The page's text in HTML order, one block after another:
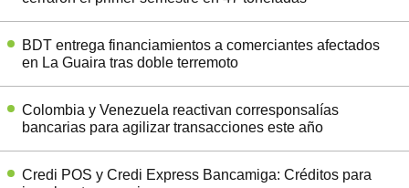
BDT entrega financiamientos a comerciantes afectados
en La Guaira tras doble terremoto
Colombia y Venezuela reactivan corresponsalías
bancarias para agilizar transacciones este año
Credi POS y Credi Express Bancamiga: Créditos para